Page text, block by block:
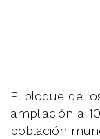
El bloque de
ampliación a
población